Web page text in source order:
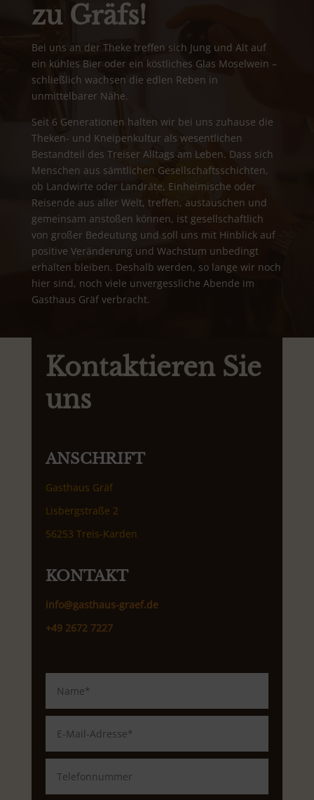
zu Gräfs!
Bei uns an der Theke treffen sich Jung und Alt auf
ein kühles Bier oder ein köstliches Glas Moselwein –
schließlich wachsen die edlen Reben in
unmittelbarer Nähe.
Seit 6 Generationen halten wir bei uns zuhause die
Theken- und Kneipenkultur als wesentlichen
Bestandteil des Treiser Alltags am Leben. Dass sich
Menschen aus sämtlichen Gesellschaftsschichten,
ob Landwirte oder Landräte, Einheimische oder
Reisende aus aller Welt, treffen, austauschen und
gemeinsam anstoßen können, ist gesellschaftlich
von großer Bedeutung und soll uns mit Hinblick auf
positive Veränderung und Wachstum unbedingt
erhalten bleiben. Deshalb werden, so lange wir noch
hier sind, noch viele unvergessliche Abende im
Gasthaus Gräf verbracht.
Kontaktieren Sie
uns
ANSCHRIFT
Gasthaus Gräf
Lisbergstraße 2
56253 Treis-Karden
KONTAKT
info@gasthaus-graef.de
+49 2672 7227